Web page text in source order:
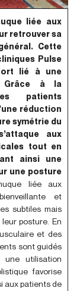
liée aux
retrouver sa
Cette
Pulse
lié à une
Grâce à la
patients
réduction
symétrie du
aux
tout en
ainsi une
une posture
liée aux
et
subtiles mais
posture. En
et des
sont guidés
utilisation
favorise
aux patients de